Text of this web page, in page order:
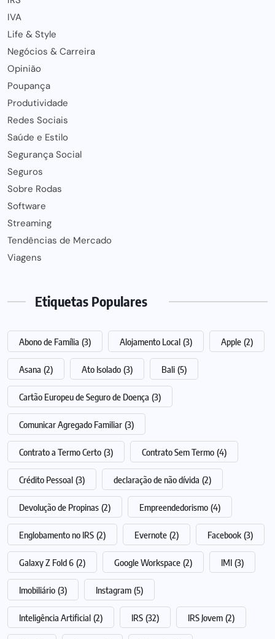
IVA
Life & Style
Negócios & Carreira
Opinião
Poupança
Produtividade
Redes Sociais
Saúde e Estilo
Segurança Social
Seguros
Sobre Rodas
Software
Streaming
Tendências de Mercado
Viagens
Etiquetas Populares
Abono de Família (3) Alojamento Local (3) Apple (2)
Asana (2) Ato Isolado (3) Bali (5)
Cartão Europeu de Seguro de Doença (3)
Comunicar Agregado Familiar (3)
Contrato a Termo Certo (3) Contrato Sem Termo (4)
Crédito Pessoal (3) declaração de não dívida (2)
Devolução de Propinas (2) Empreendedorismo (4)
Englobamento no IRS (2) Evernote (2) Facebook (3)
Galaxy Z Fold 6 (2) Google Workspace (2) IMI (3)
Imobiliário (3) Instagram (5)
Inteligência Artificial (2) IRS (32) IRS Jovem (2)